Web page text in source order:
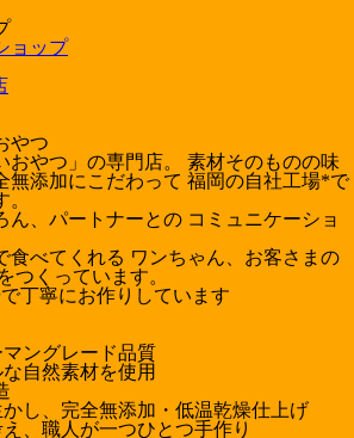
ョップ
やつ
おやつ」の専門店。 素材そのものの味
無添加にこだわって 福岡の自社工場*で
ん、パートナーとの コミュニケーショ
食べてくれる ワンちゃん、お客さまの
つくっています。
丁寧にお作りしています
ングレード品質
自然素材を使用
し、完全無添加・低温乾燥仕上げ
、職人が一つひとつ手作り